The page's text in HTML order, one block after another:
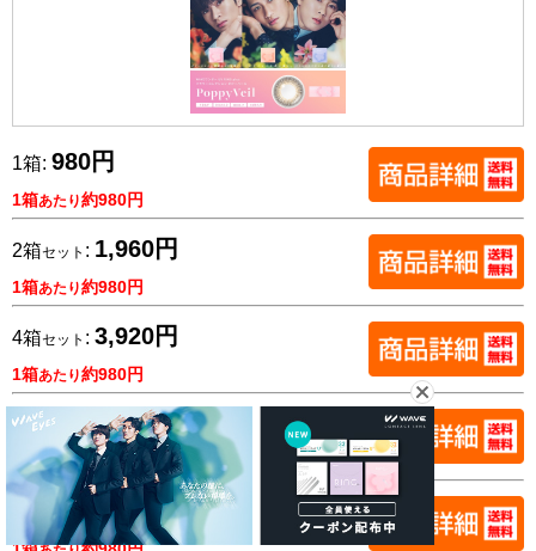
1箱: 980円
1箱あたり約980円
2箱セット : 1,960円
1箱あたり約980円
4箱セット : 3,920円
1箱あたり約980円
6箱セット:5,880円
1箱あたり約980円
8箱 セット :7,840円